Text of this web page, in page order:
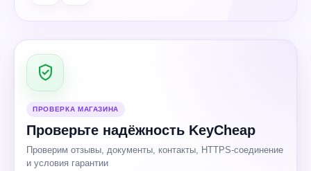
ПРОВЕРКА МАГАЗИНА
Проверьте надёжность KeyCheap
Проверим отзывы, документы, контакты, HTTPS-соединение
и условия гарантии